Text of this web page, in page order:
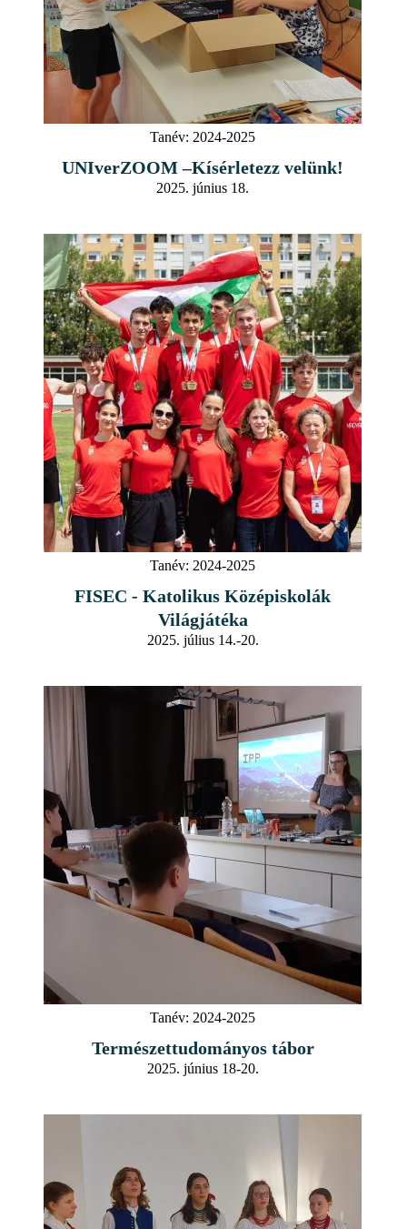
Tanév: 2024-2025
UNIverZOOM –Kísérletezz velünk!
2025. június 18.
Tanév: 2024-2025
FISEC - Katolikus Középiskolák
Világjátéka
2025. július 14.-20.
Tanév: 2024-2025
Természettudományos tábor
2025. június 18-20.